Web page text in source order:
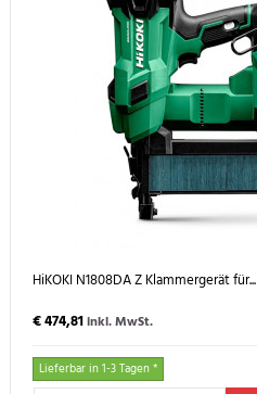
HiKOKI N1808DA Z Klammergerät für...
€ 474,81inkl. MwSt.
Lieferbar in 1-3 Tagen *